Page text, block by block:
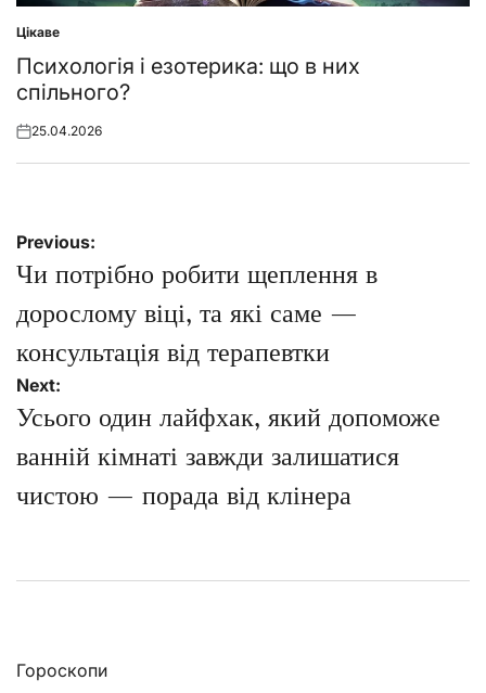
Posted
in
Цікаве
Психологія і езотерика: що в них
спільного?
Posted
25.04.2026
Навігація
записів
Previous:
Чи потрібно робити щеплення в
дорослому віці, та які саме —
консультація від терапевтки
Next:
Усього один лайфхак, який допоможе
ванній кімнаті завжди залишатися
чистою — порада від клінера
Гороскопи